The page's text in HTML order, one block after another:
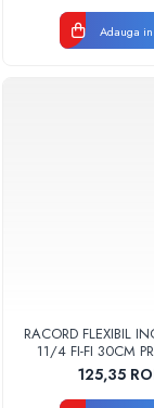
Adauga
RACORD FLEXIBIL
11/4 FI-FI 30CM
PENTRU POMPA DE
THX
125,35